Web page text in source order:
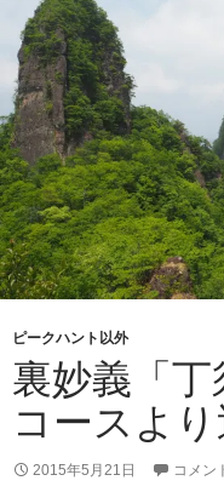
山
「一
切
経
山」
（敗
退
記
録）
ピークハント以外
裏妙義「丁
コースより
2015年5月21日 コメン